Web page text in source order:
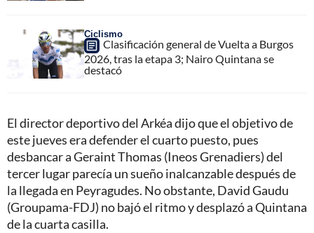
Ciclismo
Clasificación general de Vuelta a Burgos
2026, tras la etapa 3; Nairo Quintana se
destacó
El director deportivo del Arkéa dijo que el objetivo de
este jueves era defender el cuarto puesto, pues
desbancar a Geraint Thomas (Ineos Grenadiers) del
tercer lugar parecía un sueño inalcanzable después de
la llegada en Peyragudes. No obstante, David Gaudu
(Groupama-FDJ) no bajó el ritmo y desplazó a Quintana
de la cuarta casilla.